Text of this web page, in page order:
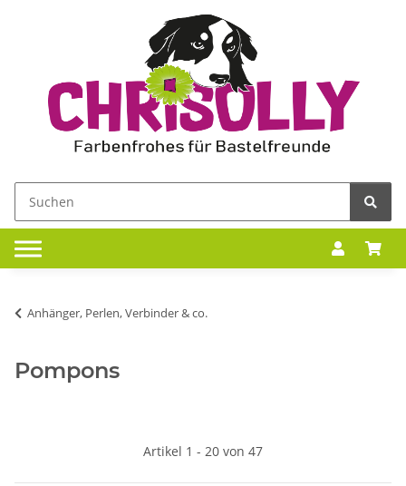
Anhänger, Perlen, Verbinder & co.
Pompons
Artikel 1 - 20 von 47